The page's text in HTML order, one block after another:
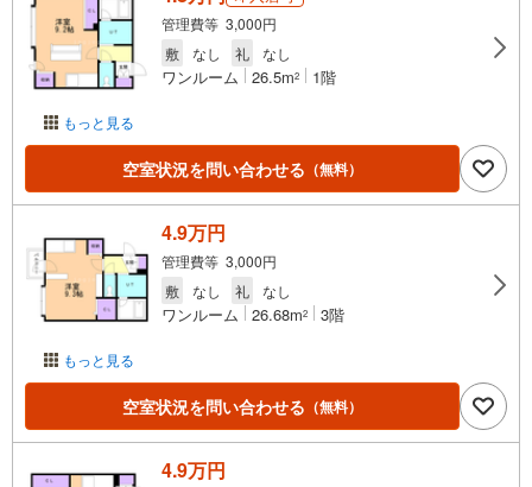
もっと見る
管理費等 3,000円
敷
なし 礼 なし
ワンルーム 26.5m2 1階
空室状況を問い合わせる （無料）
もっと見る
4.9万円
管理費等 3,000円
敷
なし 礼 なし
ワンルーム 26.68m2 3階
空室状況を問い合わせる （無料）
4.9万円